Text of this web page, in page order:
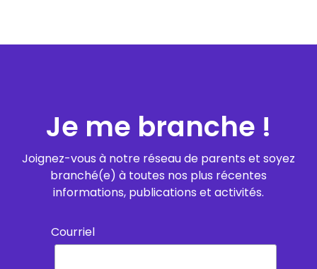
Je me branche !
Joignez-vous à notre réseau de parents et soyez
branché(e) à toutes nos plus récentes
informations, publications et activités.
Courriel